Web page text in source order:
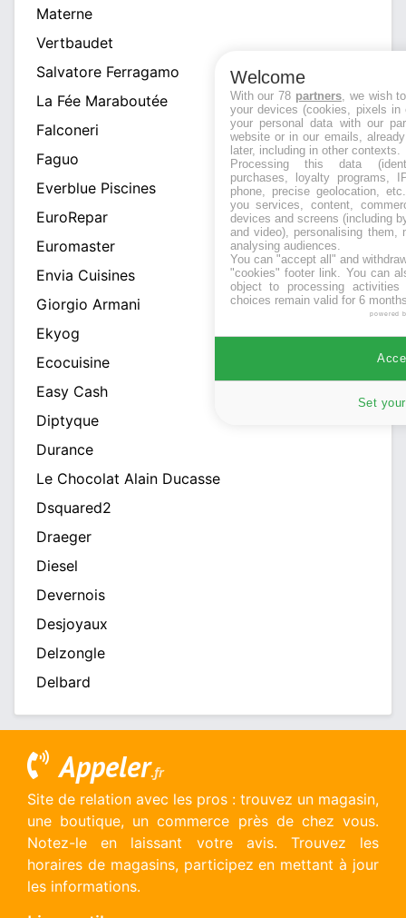
Materne
Vertbaudet
Salvatore Ferragamo
La Fée Maraboutée
Falconeri
Faguo
Everblue Piscines
EuroRepar
Euromaster
Envia Cuisines
Giorgio Armani
Ekyog
Ecocuisine
Easy Cash
Diptyque
Durance
Le Chocolat Alain Ducasse
Dsquared2
Draeger
Diesel
Devernois
Desjoyaux
Delzongle
Delbard
Appeler.fr
Site de relation avec les pros : trouvez un magasin,
une boutique, un commerce près de chez vous.
Notez-le en laissant votre avis. Trouvez les
horaires de magasins, participez en mettant à jour
les informations.
Welcome
With our 78 partners, we wish
your devices (cookies, pixels
your personal data with our
website or in our emails,
later, including in other contexts.
Processing this data
purchases, loyalty programs,
phone, precise geolocation,
you services, content,
devices and screens (including
and video), personalising them,
analysing audiences.
You can "accept all" and
"cookies" footer link. You can
object to processing
choices remain valid for 6
powered
Set